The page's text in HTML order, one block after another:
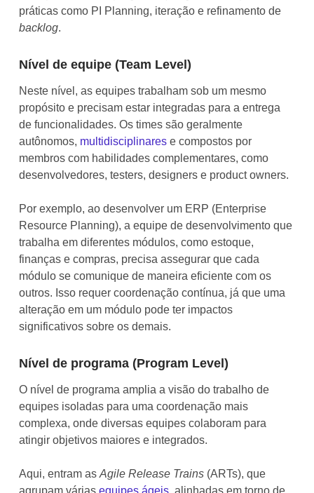
práticas como PI Planning, iteração e refinamento de
backlog.
Nível de equipe (Team Level)
Neste nível, as equipes trabalham sob um mesmo
propósito e precisam estar integradas para a entrega
de funcionalidades. Os times são geralmente
autônomos, multidisciplinares e compostos por
membros com habilidades complementares, como
desenvolvedores, testers, designers e product owners.
Por exemplo, ao desenvolver um ERP (Enterprise
Resource Planning), a equipe de desenvolvimento que
trabalha em diferentes módulos, como estoque,
finanças e compras, precisa assegurar que cada
módulo se comunique de maneira eficiente com os
outros. Isso requer coordenação contínua, já que uma
alteração em um módulo pode ter impactos
significativos sobre os demais.
Nível de programa (Program Level)
O nível de programa amplia a visão do trabalho de
equipes isoladas para uma coordenação mais
complexa, onde diversas equipes colaboram para
atingir objetivos maiores e integrados.
Aqui, entram as Agile Release Trains (ARTs), que